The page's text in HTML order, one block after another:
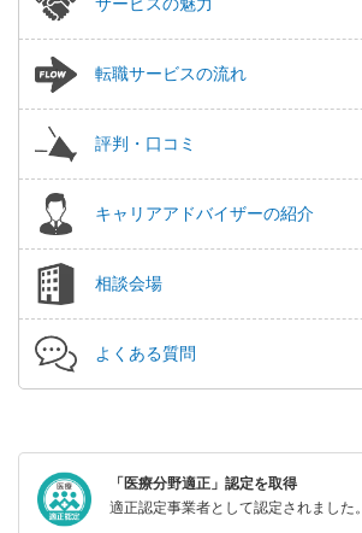
転職サービスの流れ
評判・口コミ
キャリアアドバイザーの紹介
相談会場
よくある質問
「医療分野適正」認定を取得
適正認定事業者として認定されました。